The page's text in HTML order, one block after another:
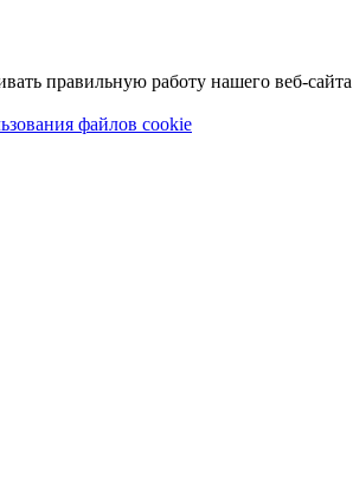
правильную работу нашего веб-сайта
файлов cookie